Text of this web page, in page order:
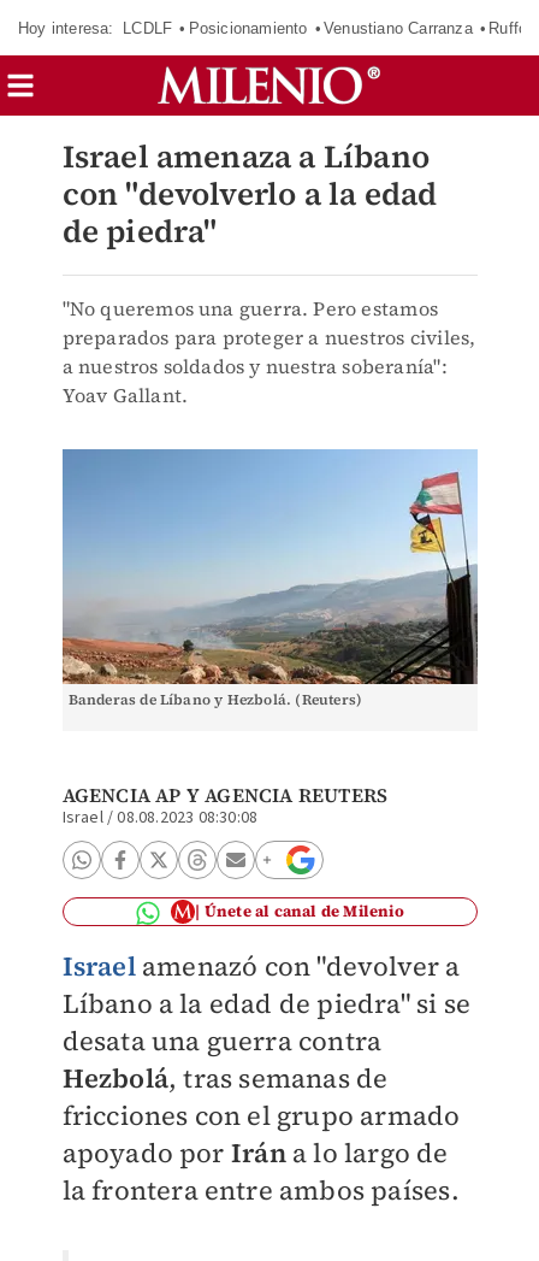
Hoy interesa: LCDLF Posicionamiento Venustiano Carranza Ruffo
Israel amenaza a Líbano
con "devolverlo a la edad
de piedra"
"No queremos una guerra. Pero estamos
preparados para proteger a nuestros civiles,
a nuestros soldados y nuestra soberanía":
Yoav Gallant.
Banderas de Líbano y Hezbolá. (Reuters)
AGENCIA AP YAGENCIA REUTERS
Israel/08.08.2023 08:30:08
Únete al canal de Milenio
Israelamenazó con "devolver a
Líbano a la edad de piedra" si se
desata una guerra contra
Hezbolá, tras semanas de
fricciones con el grupo armado
apoyado por Irán a lo largo de
la frontera entre ambos países.